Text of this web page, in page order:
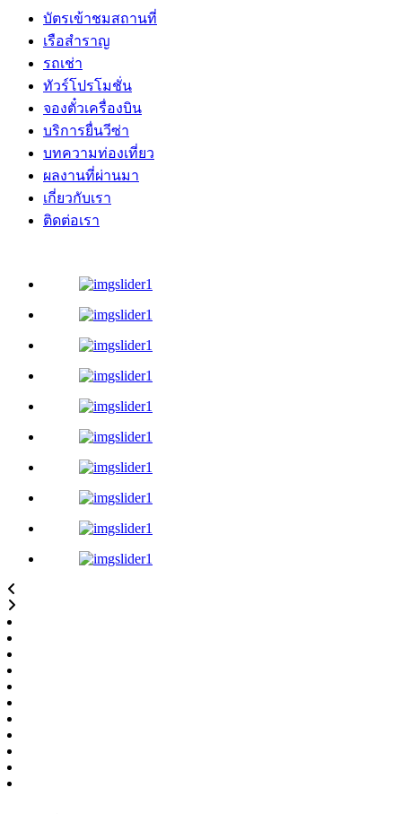
บัตรเข้าชมสถานที่
เรือสำราญ
รถเช่า
ทัวร์โปรโมชั่น
จองตั๋วเครื่องบิน
บริการยื่นวีซ่า
บทความท่องเที่ยว
ผลงานที่ผ่านมา
เกี่ยวกับเรา
ติดต่อเรา